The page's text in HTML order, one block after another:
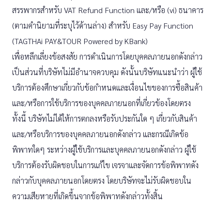
สรรพากรสำหรับ VAT Refund Function และ/หรือ (vi) ธนาคาร
(ตามคำนิยามที่ระบุไว้ด้านล่าง) สำหรับ Easy Pay Function
(TAGTHAi PAY&TOUR Powered by KBank)
เพื่อหลีกเลี่ยงข้อสงสัย การดำเนินการโดยบุคคลภายนอกดังกล่าว
เป็นส่วนที่บริษัทไม่มีอำนาจควบคุม ดังนั้นบริษัทแนะนำว่า ผู้ใช้
บริการต้องศึกษาเกี่ยวกับข้อกำหนดและเงื่อนไขของการซื้อสินค้า
และ/หรือการใช้บริการของบุคคลภายนอกที่เกี่ยวข้องโดยตรง
ทั้งนี้ บริษัทไม่ได้ให้การตกลงหรือรับประกันใด ๆ เกี่ยวกับสินค้า
และ/หรือบริการของบุคคลภายนอกดังกล่าว และกรณีเกิดข้อ
พิพาทใดๆ ระหว่างผู้ใช้บริการและบุคคลภายนอกดังกล่าว ผู้ใช้
บริการต้องรับผิดชอบในการแก้ไข เจรจาและจัดการข้อพิพาทดัง
กล่าวกับบุคคลภายนอกโดยตรง โดยบริษัทจะไม่รับผิดชอบใน
ความเสียหายที่เกิดขึ้นจากข้อพิพาทดังกล่าวทั้งสิ้น